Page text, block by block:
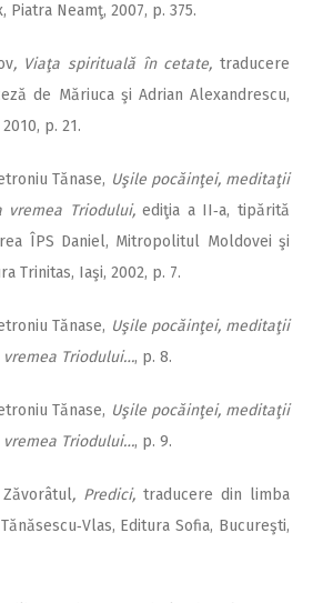
Piatra Neamţ, 2007, p. 375.
, Viaţa spirituală în cetate, traducere
de Măriuca şi Adrian Alexandrescu,
p. 21.
Tănase, Uşile pocăinţei, meditaţii
vremea Triodului,ediţia a II‑a, tipărită
ÎPS Daniel, Mitropolitul Moldovei şi
Trinitas, Iaşi, 2002, p. 7.
Tănase, Uşile pocăinţei, meditaţii
Triodului…, p. 8.
Tănase, Uşile pocăinţei, meditaţii
Triodului…, p. 9.
, Predici, traducere din limba
Editura Sofia, Bucureşti,